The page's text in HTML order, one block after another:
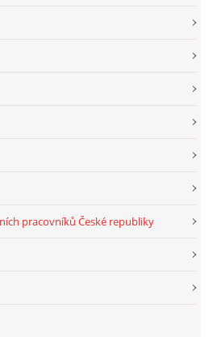
pracovníků České republiky